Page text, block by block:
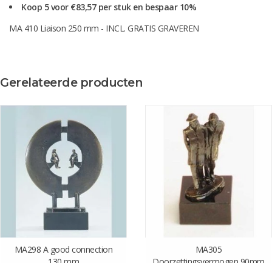
Koop 5 voor €83,57 per stuk en bespaar 10%
MA 410 Liaison 250 mm - INCL. GRATIS GRAVEREN
Gerelateerde producten
MA298 A good connection
MA305